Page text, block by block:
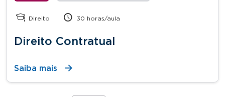
Direito 30 horas/aula
Direito Contratual
Saiba mais